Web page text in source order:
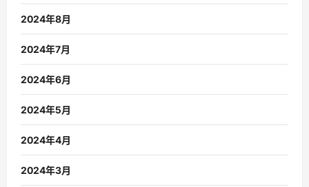
2024年8月
2024年7月
2024年6月
2024年5月
2024年4月
2024年3月